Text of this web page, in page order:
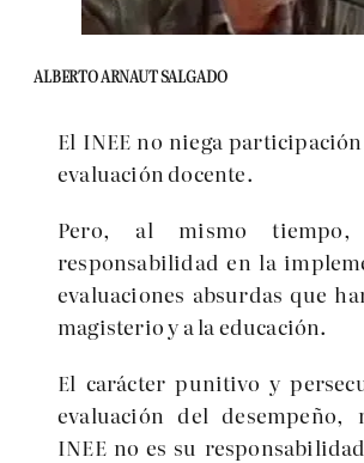
ALBERTO ARNAUT SALGADO
El INEE no niega
evaluación docente.
Pero, al mismo
responsabilidad en la
evaluaciones absurdas que
magisterio y a la educación.
El carácter punitivo y
evaluación del desempeño,
INEE no es su